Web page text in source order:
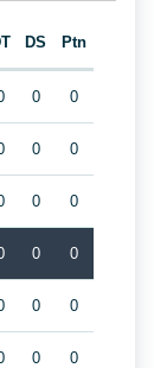
DS Ptn
0 0
0 0
0 0
0 0
0 0
0 0